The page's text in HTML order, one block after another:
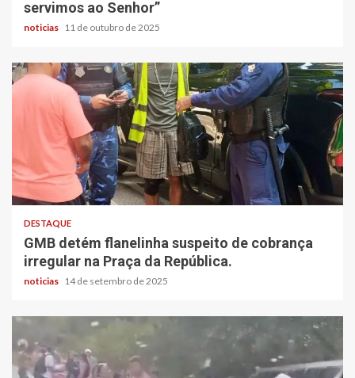
servimos ao Senhor”
noticias 11 de outubro de 2025
DESTAQUE
GMB detém flanelinha suspeito de cobrança
irregular na Praça da República.
noticias 14 de setembro de 2025